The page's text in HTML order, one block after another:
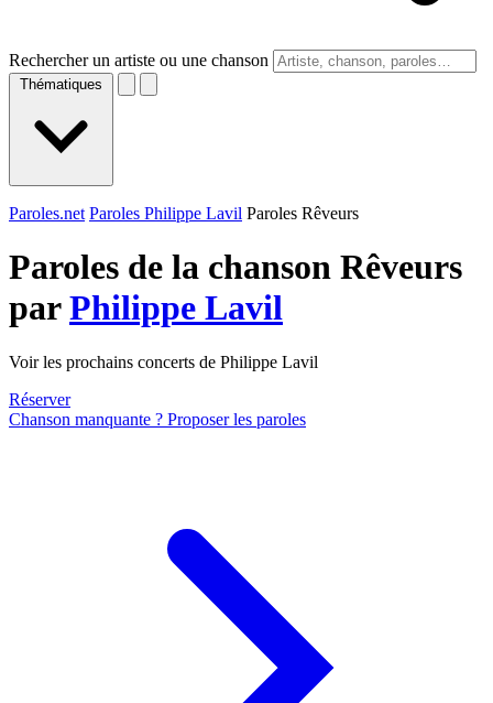
Rechercher un artiste ou une chanson
Thématiques
Paroles.net Paroles Philippe Lavil Paroles Rêveurs
Paroles de la chanson Rêveurs
parPhilippe Lavil
Voir les prochains concerts de Philippe Lavil
Réserver
Chanson manquante ? Proposer les paroles